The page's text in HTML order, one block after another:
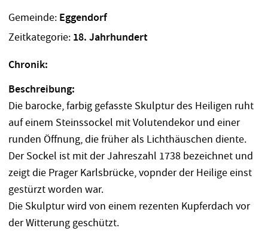
Gemeinde: Eggendorf
Zeitkategorie: 18. Jahrhundert
Chronik:
Beschreibung:
Die barocke, farbig gefasste Skulptur des Heiligen ruht
auf einem Steinssockel mit Volutendekor und einer
runden Öffnung, die früher als Lichthäuschen diente.
Der Sockel ist mit der Jahreszahl 1738 bezeichnet und
zeigt die Prager Karlsbrücke, vopnder der Heilige einst
gestürzt worden war.
Die Skulptur wird von einem rezenten Kupferdach vor
der Witterung geschützt.